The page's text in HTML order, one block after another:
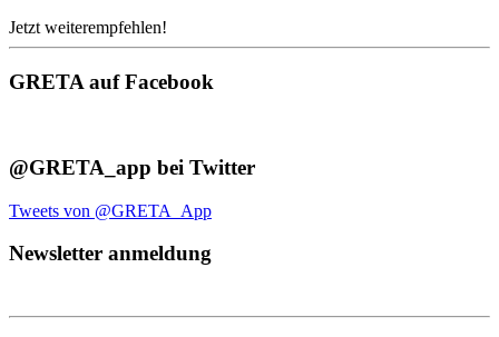
Jetzt weiterempfehlen!
GRETA auf Facebook
@GRETA_app bei Twitter
Tweets von @GRETA_App
Newsletter anmeldung